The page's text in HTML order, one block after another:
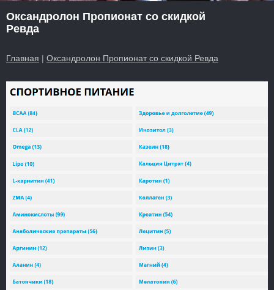
Оксандролон Пропионат со скидкой
Ревда
Главная | Оксандролон Пропионат со скидкой Ревда